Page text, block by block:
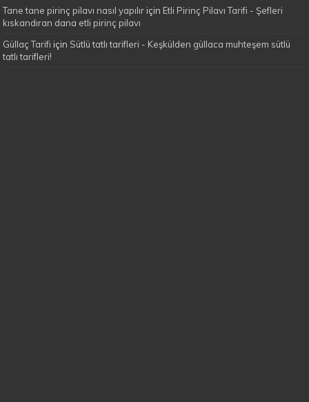
Tane tane pirinç pilavı nasıl yapılır için Etli Pirinç Pilavı Tarifi - Şefleri
kıskandıran dana etli pirinç pilavı
Güllaç Tarifi için Sütlü tatlı tarifleri - Keşkülden güllaca muhteşem sütlü
tatlı tarifleri!